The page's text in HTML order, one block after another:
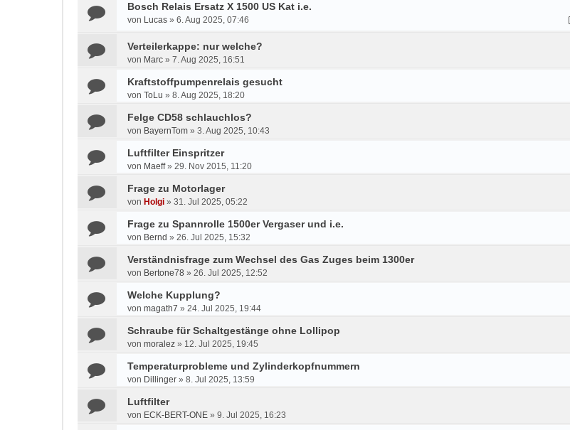
Bosch Relais Ersatz X 1500 US Kat i.e.
von Lucas » 6. Aug 2025, 07:46
Verteilerkappe: nur welche?
von Marc » 7. Aug 2025, 16:51
Kraftstoffpumpenrelais gesucht
von ToLu » 8. Aug 2025, 18:20
Felge CD58 schlauchlos?
von BayernTom » 3. Aug 2025, 10:43
Luftfilter Einspritzer
von Maeff» 29. Nov 2015, 11:20
Frage zu Motorlager
von Holgi » 31. Jul 2025, 05:22
Frage zu Spannrolle 1500er Vergaser und i.e.
von Bernd » 26. Jul 2025, 15:32
Verständnisfrage zum Wechsel des Gas Zuges beim 1300er
von Bertone78 » 26. Jul 2025, 12:52
Welche Kupplung?
von magath7 » 24. Jul 2025, 19:44
Schraube für Schaltgestänge ohne Lollipop
von moralez » 12. Jul 2025, 19:45
Temperaturprobleme und Zylinderkopfnummern
von Dillinger » 8. Jul 2025, 13:59
Luftfilter
von ECK-BERT-ONE » 9. Jul 2025, 16:23